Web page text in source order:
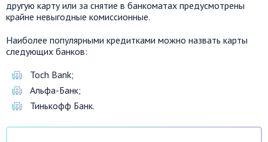
другую карту или за снятие в банкоматах предусмотрены
крайне невыгодные комиссионные.
Наиболее популярными кредитками можно назвать карты
следующих банков:
Toch Bank;
Альфа-Банк;
Тинькофф Банк.